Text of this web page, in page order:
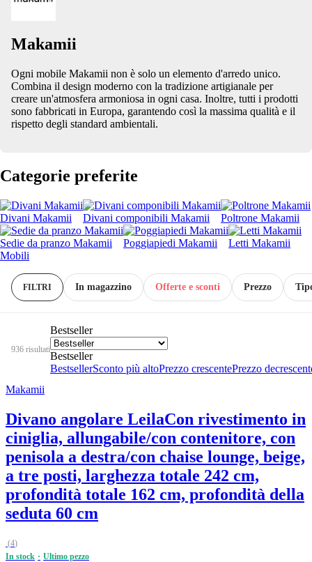
Makamii
Ogni mobile Makamii non è solo un elemento d'arredo unico.
Combina il design moderno con la tradizione artigianale per
creare un'atmosfera armoniosa in ogni casa. Inoltre, tutti i prodotti
sono fabbricati in Europa, garantendo così la massima qualità e il
rispetto degli standard ambientali.
Categorie preferite
Divani Makamii Divani componibili Makamii Poltrone Makamii
Sedie da pranzo Makamii Poggiapiedi Makamii
Letti Makamii
Mobili
FILTRI Offerte e sconti
In magazzino Prezzo
936 risultati
Bestseller
Bestseller
BestsellerSconto più altoPrezzo crescentePrezzo
Makamii
Divano angolare LeilaCon rivestimento in
ciniglia, allungabile/con contenitore, con
penisola a destra/con chaise lounge, beige,
a tre posti, larghezza totale 242 cm,
profondità totale 162 cm, profondità della
seduta 60 cm
(4)
In stock
Ultimo pezzo